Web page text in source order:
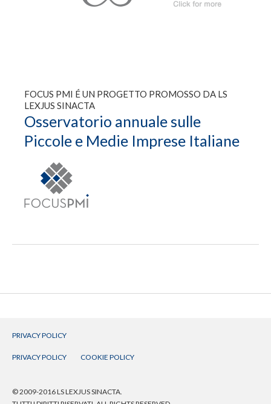
FOCUS PMI É UN PROGETTO PROMOSSO DA LS
LEXJUS SINACTA
Osservatorio annuale sulle
Piccole e Medie Imprese Italiane
PRIVACY POLICY
PRIVACY POLICY COOKIE POLICY
© 2009-2016 LS LEXJUS SINACTA.